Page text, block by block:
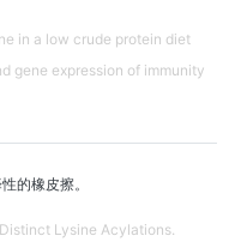
in a low crude protein diet
gene expression of immunity
的橡皮擦。
Lysine Acylations.